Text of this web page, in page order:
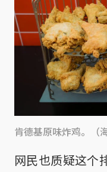
肯德基原味炸鸡。（
网民也质疑这个